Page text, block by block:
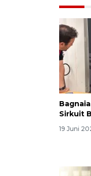
Sirkuit
19 Juni